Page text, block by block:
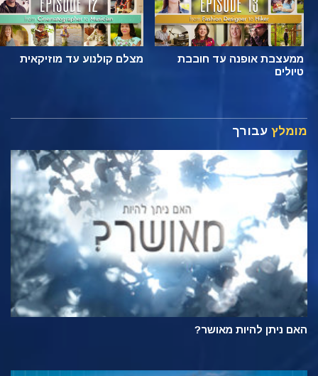
ממעצבת אופנה עד חובבת
טיולים
מצלם קולנוע עד מוזיקאית
מומלץ עבורך
האם ניתן להיות מאושר?